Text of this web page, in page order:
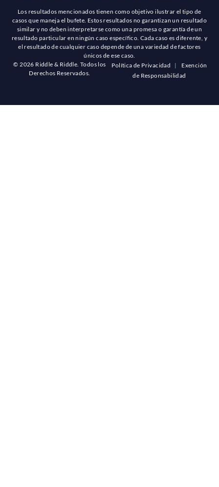
Los resultados mencionados tienen como objetivo ilustrar el tipo de
casos que maneja el bufete. Estos resultados no garantizan un resultado
similar y no deben interpretarse como una promesa o garantía de un
resultado particular en ningún caso específico. Cada caso es diferente, y
el resultado de cualquier caso depende de una variedad de factores
únicos de ese caso.
© 2026 Riddle & Riddle. Todos los
Derechos Reservados.
Política de Privacidad |
Exención
de Responsabilidad